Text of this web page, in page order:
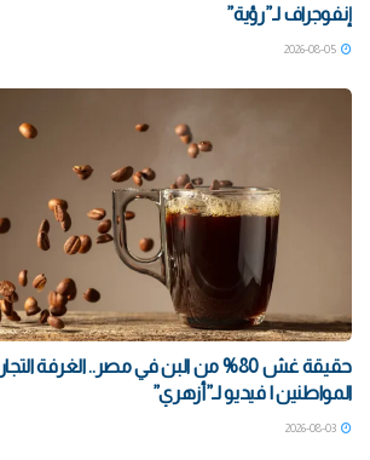
إنفوجراف لـ”رؤية”
حقيقة غش 80% من البن في مصر.. الغرفة
المواطنين | فيديو لـ”أزهري”